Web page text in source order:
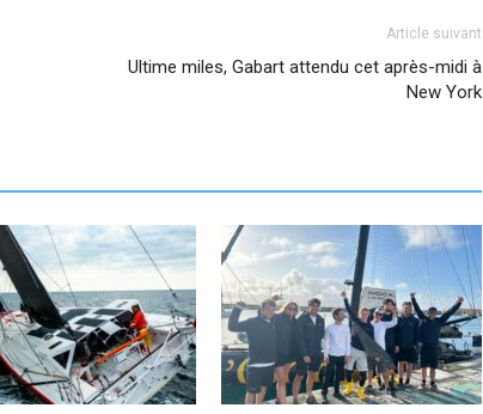
Article suivant
Ultime miles, Gabart attendu cet après-midi à
New York